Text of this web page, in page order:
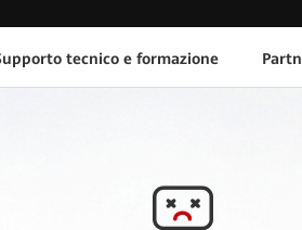
tecnico e formazione